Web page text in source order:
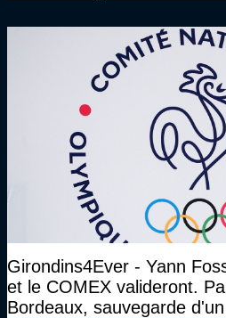
Girondins4Ever - Yann
et le COMEX valideront.
Bordeaux, sauvegarde